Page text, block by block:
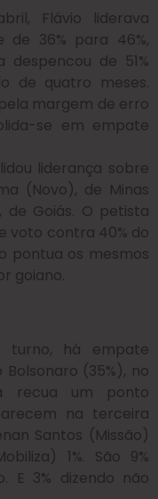
Flávio liderava
de 36% para 46%,
despencou de 51%
de quatro meses.
margem de erro
se em empate
liderança sobre
(Novo), de Minas
de Goiás. O petista
voto contra 40% do
pontua os mesmos
goiano.
turno, há empate
(35%), no
recua um ponto
na terceira
Santos (Missão)
1%. São 9%
E 3% dizendo não